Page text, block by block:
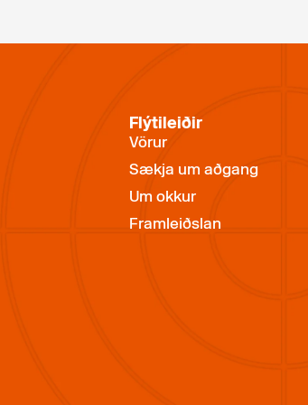
Flýtileiðir
Vörur
Sækja um aðgang
Um okkur
Framleiðslan